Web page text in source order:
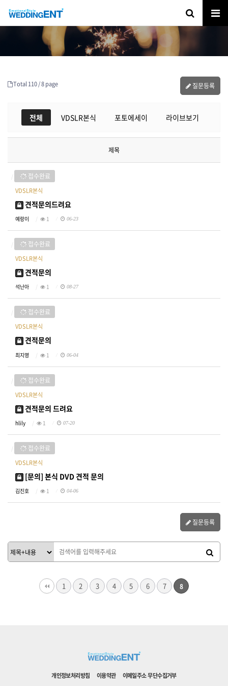
Total 110 /8 page 질문등록
전체 VDSLR본식 포토에세이 라이브보기
제목
접수완료
VDSLR본식
견적문의드려요
예랑이 1 06-23
접수완료
VDSLR본식
견적문의
석난아 1 08-27
접수완료
VDSLR본식
견적문의
최지영 1 06-04
접수완료
VDSLR본식
견적문의 드려요
hlily 1 07-20
접수완료
VDSLR본식
[문의] 본식 DVD 견적 문의
김진호 1 04-06
질문등록
1 2 3 4 5 6 7 8
개인정보처리방침 이용약관 이메일주소 무단수집거부